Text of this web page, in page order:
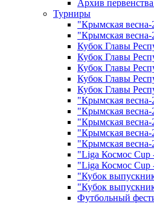
Архив
Турниры
"Крымская весна-
"Крымская весна-
Кубок Главы
Кубок Главы
Кубок Главы
Кубок Главы
Кубок Главы
"Крымская весна-
"Крымская весна-
"Крымская весна-
"Крымская весна-
"Крымская весна-
"Liga Космос Cup
"Liga Космос Cup
"Кубок
"Кубок
Футбольный